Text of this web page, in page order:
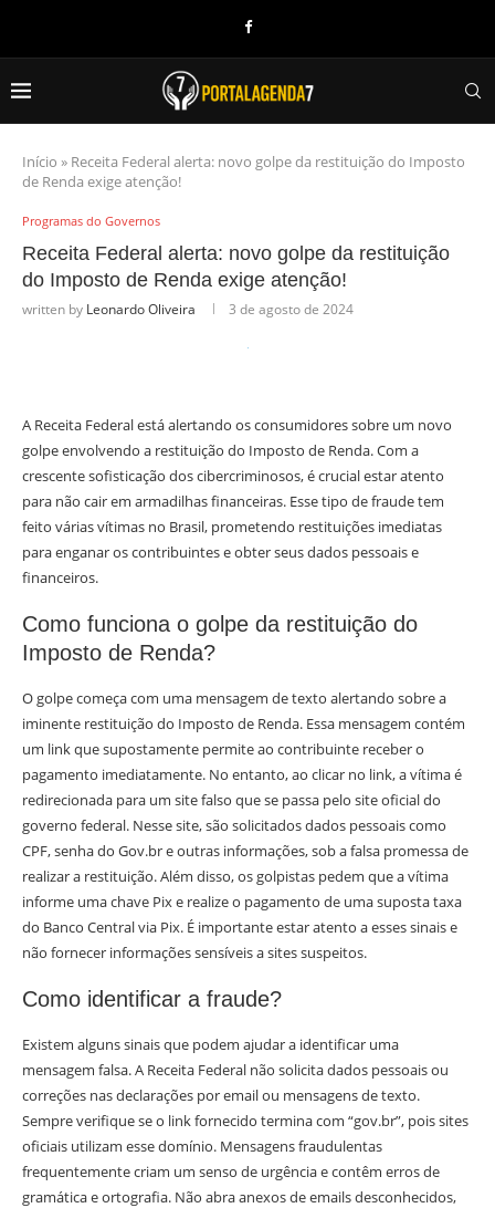
Início » Receita Federal alerta: novo golpe da restituição do Imposto
de Renda exige atenção!
Programas do Governos
Receita Federal alerta: novo golpe da restituição
do Imposto de Renda exige atenção!
written by Leonardo Oliveira 3 de agosto de 2024
A Receita Federal está alertando os consumidores sobre um novo
golpe envolvendo a restituição do Imposto de Renda. Com a
crescente sofisticação dos cibercriminosos, é crucial estar atento
para não cair em armadilhas financeiras. Esse tipo de fraude tem
feito várias vítimas no Brasil, prometendo restituições imediatas
para enganar os contribuintes e obter seus dados pessoais e
financeiros.
Como funciona o golpe da restituição do
Imposto de Renda?
O golpe começa com uma mensagem de texto alertando sobre a
iminente restituição do Imposto de Renda. Essa mensagem contém
um link que supostamente permite ao contribuinte receber o
pagamento imediatamente. No entanto, ao clicar no link, a vítima é
redirecionada para um site falso que se passa pelo site oficial do
governo federal. Nesse site, são solicitados dados pessoais como
CPF, senha do Gov.br e outras informações, sob a falsa promessa de
realizar a restituição. Além disso, os golpistas pedem que a vítima
informe uma chave Pix e realize o pagamento de uma suposta taxa
do Banco Central via Pix. É importante estar atento a esses sinais e
não fornecer informações sensíveis a sites suspeitos.
Como identificar a fraude?
Existem alguns sinais que podem ajudar a identificar uma
mensagem falsa. A Receita Federal não solicita dados pessoais ou
correções nas declarações por email ou mensagens de texto.
Sempre verifique se o link fornecido termina com “gov.br”, pois sites
oficiais utilizam esse domínio. Mensagens fraudulentas
frequentemente criam um senso de urgência e contêm erros de
gramática e ortografia. Não abra anexos de emails desconhecidos,